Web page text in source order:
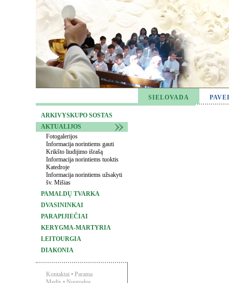
SIELOVADA
ARKIVYSKUPO SOSTAS
AKTUALIJOS
Fotogalerijos
Informacija norintiems gauti
Krikšto liudijimo išrašą
Informacija norintiems tuoktis
Katedroje
Informacija norintiems užsakyti
šv. Mišias
PAMALDŲ TVARKA
DVASININKAI
PARAPIJIEČIAI
KERYGMA-MARTYRIA
LEITOURGIA
DIAKONIA
Kontaktai • Parama